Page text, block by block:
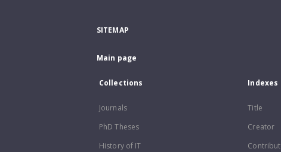
SITEMAP
Main page
Collections
Journals
PhD Theses
History of IT
Indexes
Title
Creator